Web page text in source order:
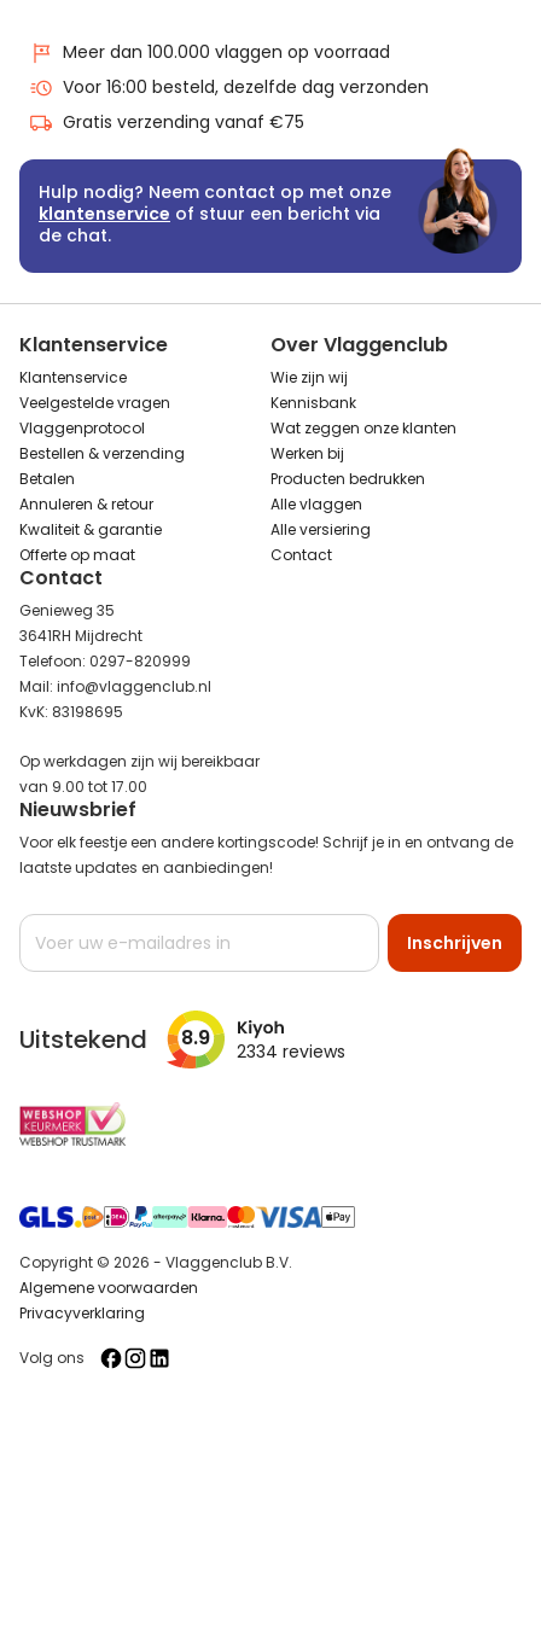
Meer dan 100.000 vlaggen op voorraad
Voor 16:00 besteld, dezelfde dag verzonden
Gratis verzending vanaf €75
Hulp nodig? Neem contact op met onze
klantenservice of stuur een bericht via
de chat.
Klantenservice
Klantenservice
Veelgestelde vragen
Vlaggenprotocol
Bestellen & verzending
Betalen
Annuleren & retour
Kwaliteit & garantie
Offerte op maat
Over Vlaggenclub
Wie zijn wij
Kennisbank
Wat zeggen onze klanten
Werken bij
Producten bedrukken
Alle vlaggen
Alle versiering
Contact
Contact
Genieweg 35
3641RH Mijdrecht
Telefoon: 0297-820999
Mail: info@vlaggenclub.nl
KvK: 83198695
Op werkdagen zijn wij bereikbaar
van 9.00 tot 17.00
Nieuwsbrief
Voor elk feestje een andere kortingscode! Schrijf je in en ontvang de
laatste updates en aanbiedingen!
Abonneer
op
Inschrijven
Uitstekend 8.9 2334 reviews
Copyright © 2026 - Vlaggenclub B.V.
Algemene voorwaarden
Privacyverklaring
Volg ons